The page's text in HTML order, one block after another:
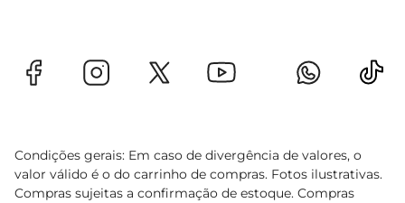
Condições gerais: Em caso de divergência de valores, o
valor válido é o do carrinho de compras. Fotos ilustrativas.
Compras sujeitas a confirmação de estoque. Compras